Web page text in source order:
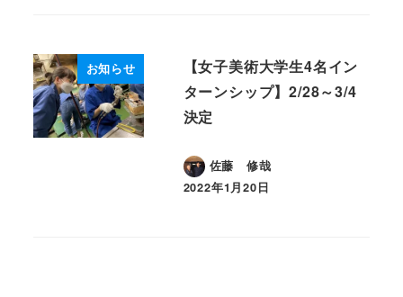
お知らせ
【女子美術大学生4名イン
ターンシップ】2/28～3/4
決定
佐藤 修哉
投稿日
2022年1月20日